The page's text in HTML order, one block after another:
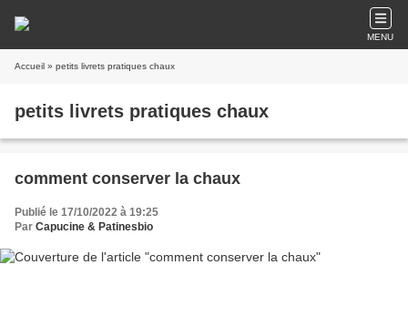
MENU
Accueil » petits livrets pratiques chaux
petits livrets pratiques chaux
comment conserver la chaux
Publié le 17/10/2022 à 19:25
Par Capucine & Patinesbio